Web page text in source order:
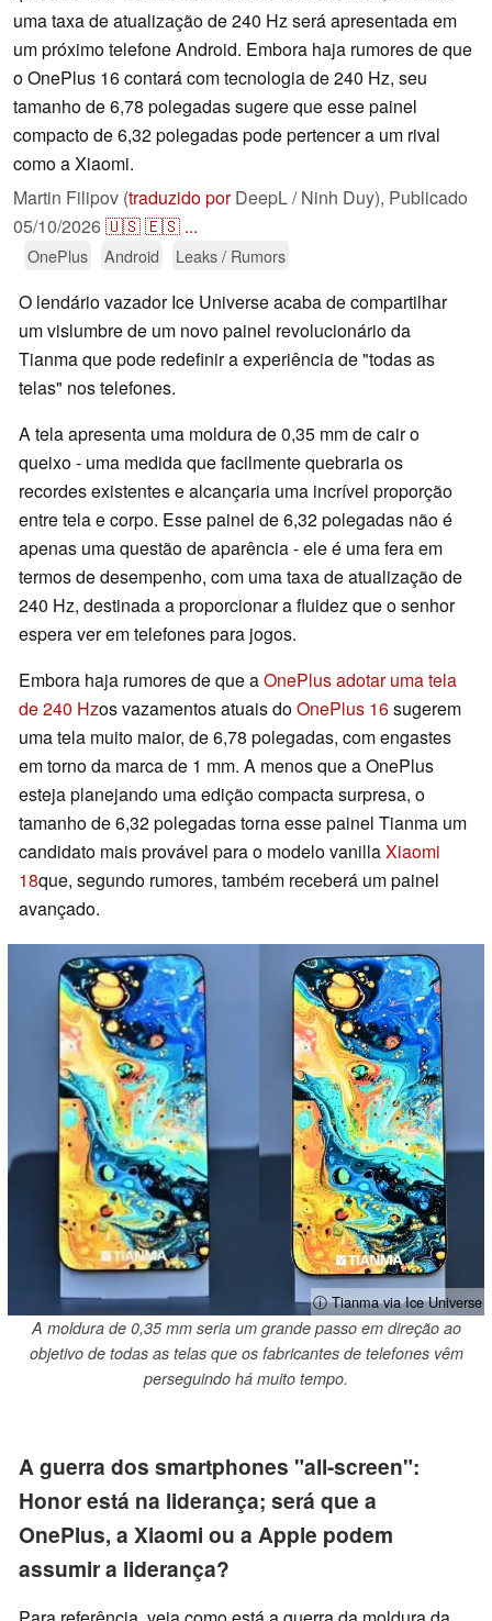
uma taxa de atualização de 240 Hz será apresentada em
um próximo telefone Android. Embora haja rumores de que
o OnePlus 16 contará com tecnologia de 240 Hz, seu
tamanho de 6,78 polegadas sugere que esse painel
compacto de 6,32 polegadas pode pertencer a um rival
como a Xiaomi.
Martin Filipov (traduzido porDeepL / Ninh Duy), Publicado
05/10/2026🇺🇸🇪🇸 ...
OnePlus Android Leaks / Rumors
O lendário vazador Ice Universe acaba de compartilhar
um vislumbre de um novo painel revolucionário da
Tianma que pode redefinir a experiência de "todas as
telas" nos telefones.
A tela apresenta uma moldura de 0,35 mm de cair o
queixo - uma medida que facilmente quebraria os
recordes existentes e alcançaria uma incrível proporção
entre tela e corpo. Esse painel de 6,32 polegadas não é
apenas uma questão de aparência - ele é uma fera em
termos de desempenho, com uma taxa de atualização de
240 Hz, destinada a proporcionar a fluidez que o senhor
espera ver em telefones para jogos.
Embora haja rumores de que aOnePlus adotar uma tela
de 240 Hzos vazamentos atuais doOnePlus 16sugerem
uma tela muito maior, de 6,78 polegadas, com engastes
em torno da marca de 1 mm. A menos que a OnePlus
esteja planejando uma edição compacta surpresa, o
tamanho de 6,32 polegadas torna esse painel Tianma um
candidato mais provável para o modelo vanillaXiaomi
18que, segundo rumores, também receberá um painel
avançado.
ⓘ Tianma via Ice Universe
A moldura de 0,35 mm seria um grande passo em direção ao
objetivo de todas as telas que os fabricantes de telefones vêm
perseguindo há muito tempo.
A guerra dos smartphones "all-screen":
Honor está na liderança; será que a
OnePlus, a Xiaomi ou a Apple podem
assumir a liderança?